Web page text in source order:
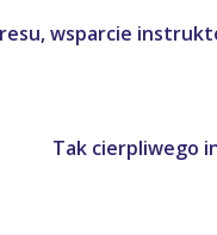
wsparcie
Tak cierpliwego